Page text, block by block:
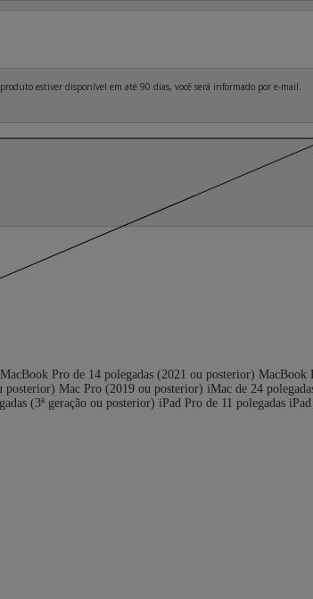
produto estiver disponível em até 90 dias, você será informado por e-mail.
Pro de 14 polegadas (2021 ou posterior) MacBook
Mac Pro (2019 ou posterior) iMac de 24
(3ª geração ou posterior) iPad Pro de 11 polegadas iPad